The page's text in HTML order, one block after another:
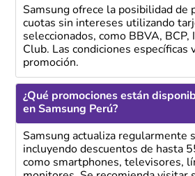
Samsung ofrece la posibilidad de
cuotas sin intereses utilizando
seleccionados, como BBVA, BCP,
Club. Las condiciones específicas
promoción.
¿Qué promociones están
en Samsung Perú?
Samsung actualiza regularmente
incluyendo descuentos de hasta
como smartphones, televisores,